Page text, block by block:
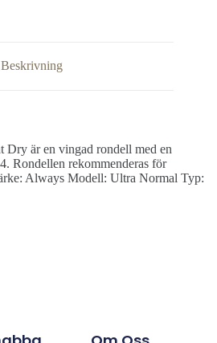
Beskrivning
är en vingad rondell med en
Rondellen rekommenderas för
Always Modell: Ultra Normal Typ: